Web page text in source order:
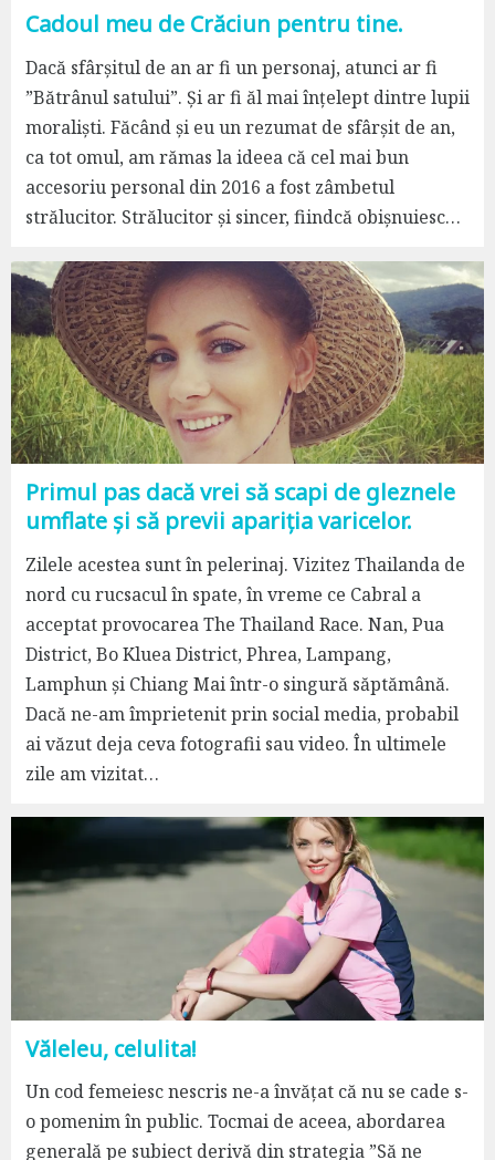
Cadoul meu de Crăciun pentru tine.
Dacă sfârșitul de an ar fi un personaj, atunci ar fi
”Bătrânul satului”. Și ar fi ăl mai înțelept dintre lupii
moraliști. Făcând și eu un rezumat de sfârșit de an,
ca tot omul, am rămas la ideea că cel mai bun
accesoriu personal din 2016 a fost zâmbetul
strălucitor. Strălucitor și sincer, fiindcă obișnuiesc…
Primul pas dacă vrei să scapi de gleznele
umflate și să previi apariția varicelor.
Zilele acestea sunt în pelerinaj. Vizitez Thailanda de
nord cu rucsacul în spate, în vreme ce Cabral a
acceptat provocarea The Thailand Race. Nan, Pua
District, Bo Kluea District, Phrea, Lampang,
Lamphun și Chiang Mai într-o singură săptămână.
Dacă ne-am împrietenit prin social media, probabil
ai văzut deja ceva fotografii sau video. În ultimele
zile am vizitat…
Văleleu, celulita!
Un cod femeiesc nescris ne-a învățat că nu se cade s-
o pomenim în public. Tocmai de aceea, abordarea
generală pe subiect derivă din strategia ”Să ne